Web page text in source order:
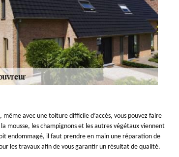
avec une toiture difficile d’accès, vous pouvez faire
mousse, les champignons et les autres végétaux viennent
endommagé, il faut prendre en main une réparation de
les travaux afin de vous garantir un résultat de qualité.